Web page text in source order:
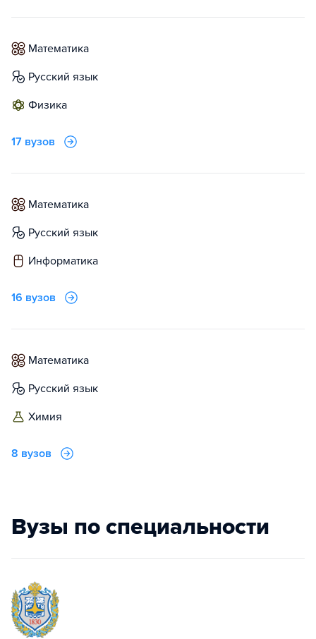
математика
русский язык
физика
17 вузов
математика
русский язык
информатика
16 вузов
математика
русский язык
химия
8 вузов
Вузы по специальности